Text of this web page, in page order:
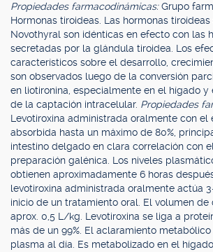
Propiedades farmacodinámicas:Grupo
Hormonas tiroideas. Las hormonas
Novothyral son idénticas en efecto con las
secretadas por la glándula tiroidea. Los
característicos sobre el desarrollo,
son observados luego de la conversión
en liotironina, especialmente en el hígado y
de la captación intracelular. Propiedades
Levotiroxina administrada oralmente con el
absorbida hasta un máximo de 80%,
intestino delgado en clara correlación con
preparación galénica. Los niveles
obtienen aproximadamente 6 horas
levotiroxina administrada oralmente actúa
inicio de un tratamiento oral. El volumen de
aprox. 0,5 L/kg. Levotiroxina se liga a
más de un 99%. El aclaramiento metabólico
plasma al día. Es metabolizado en el